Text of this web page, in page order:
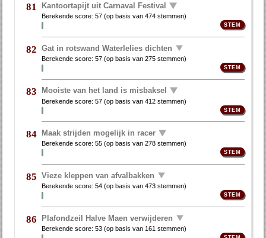
81 Kantoortapijt uit Carnaval Festival
Berekende score:57 (op basis van474 stemmen)
82 Gat in rotswand Waterlelies dichten
Berekende score:57 (op basis van275 stemmen)
83 Mooiste van het land is misbaksel
Berekende score:57 (op basis van412 stemmen)
84 Maak strijden mogelijk in racer
Berekende score:55 (op basis van278 stemmen)
85 Vieze kleppen van afvalbakken
Berekende score:54 (op basis van473 stemmen)
86 Plafondzeil Halve Maen verwijderen
Berekende score:53 (op basis van 161 stemmen)